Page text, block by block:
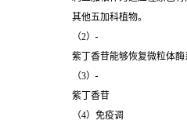
其他五加科植物。
（2）
紫丁香苷能够恢复微粒体酶
（3）
紫丁香苷
（4）免疫调